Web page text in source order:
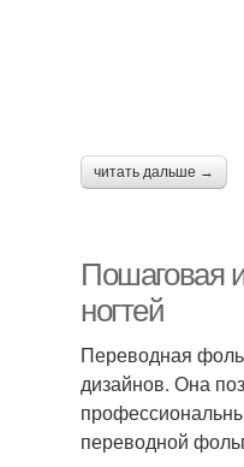
читать дальше →
Пошаговая
ногтей
Переводная
дизайнов. Она
переводной